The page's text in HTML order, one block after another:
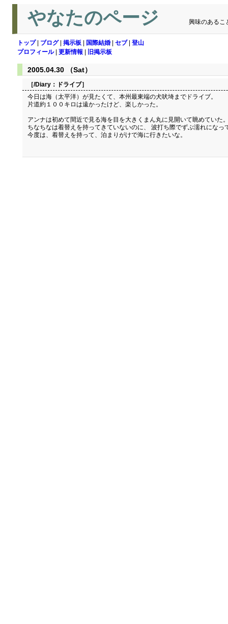
やなたのページ 興味のあるこ
トップ| ブログ| 掲示板 国際結婚 セブ| 登山
プロフィール| 更新情報 旧掲示板
2005.04.30 （Sat）
［/Diary： ドライブ］
今日は海（太平洋）が見たくて、本州最東端の犬吠埼までドライブ。
片道約１００キロは遠かったけど、楽しかった。
アンナは初めて間近で見る海を目を大きくまん丸に見開いて眺めていた
ちなちなは着替えを持ってきていないのに、 波打ち際でずぶ濡れになっ
今度は、着替えを持って、泊まりがけで海に行きたいな。